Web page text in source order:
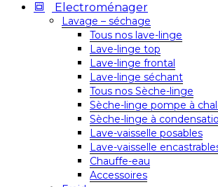
Electroménager
Lavage – séchage
Tous nos lave-linge
Lave-linge top
Lave-linge frontal
Lave-linge séchant
Tous nos Sèche-linge
Sèche-linge pompe à
Sèche-linge à
Lave-vaisselle posables
Lave-vaisselle
Chauffe-eau
Accessoires